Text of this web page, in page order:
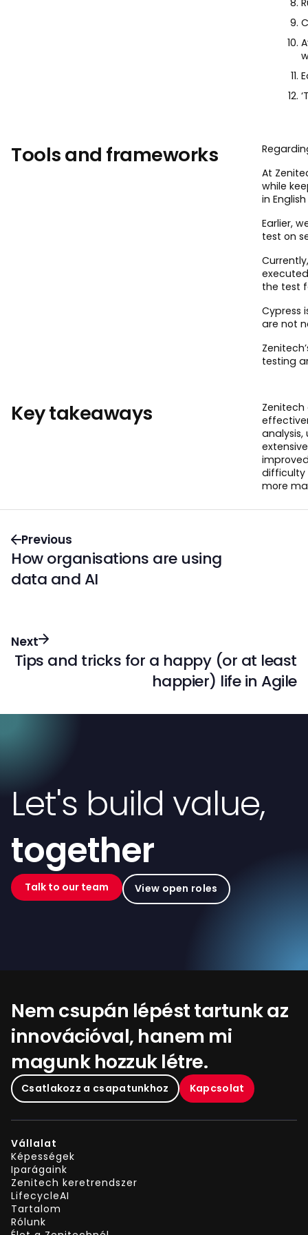
Tools and frameworks
At
while
in
Earlier,
test on
the test
Cypress
are not
testing
Key takeaways
difficulty
more
Previous
How organisations are using
data and AI
Next
Tips and tricks for a happy (or at least
happier) life in Agile
Let's build value,
together
Talk to our team View open roles
Nem csupán lépést tartunk az
innovációval, hanem mi
magunk hozzuk létre.
Csatlakozz a csapatunkhoz Kapcsolat
Vállalat
Képességek
Iparágaink
Zenitech keretrendszer
LifecycleAI
Tartalom
Rólunk